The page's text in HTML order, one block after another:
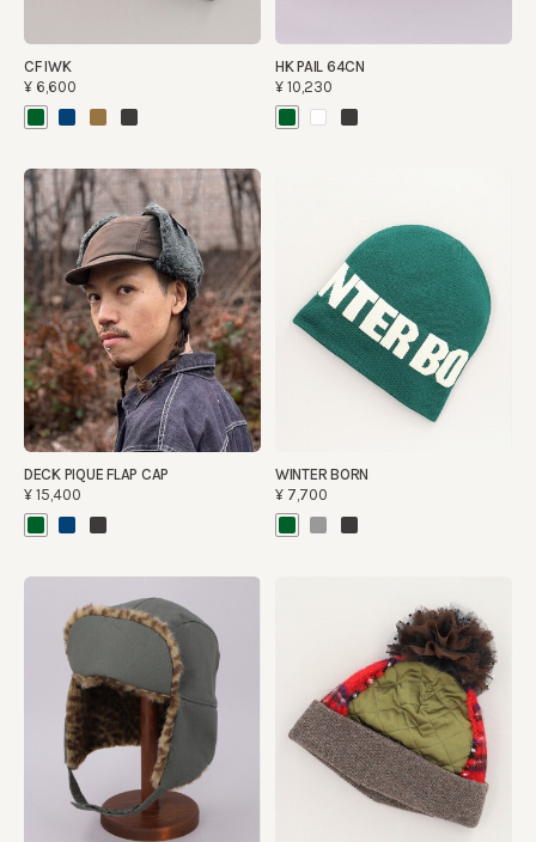
CF IWK
¥6,600
HK PAIL 64CN
¥10,230
DECK PIQUE FLAP CAP
¥15,400
WINTER BORN
¥7,700